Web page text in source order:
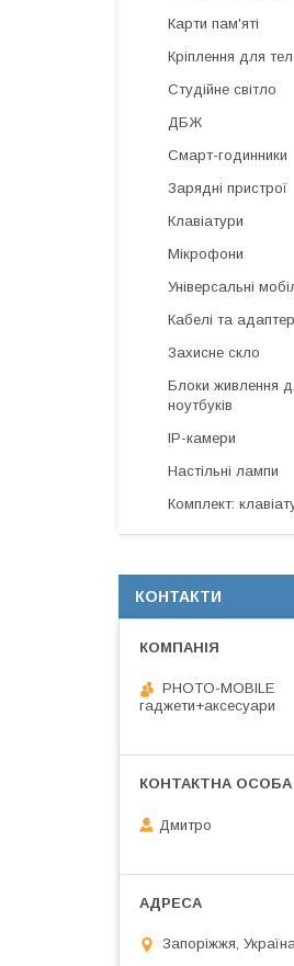
Карти пам'яті
Кріплення для
Студійне світло
ДБЖ
Смарт-годинники
Зарядні пристрої
Клавіатури
Мікрофони
Універсальні
Кабелі та
Захисне скло
Блоки живлення
ноутбуків
IP-камери
Настільні лампи
Комплект:
КОНТАКТИ
PHOTO-MOBILE
гаджети+аксесуари
Дмитро
Запоріжжя,